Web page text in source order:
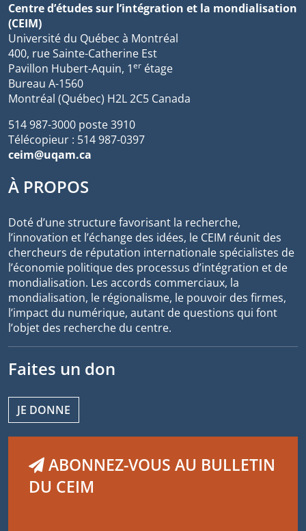
Centre d’études sur l’intégration et la mondialisation
(CEIM)
Université du Québec à Montréal
400, rue Sainte-Catherine Est
Pavillon Hubert-Aquin, 1er étage
Bureau A-1560
Montréal (Québec) H2L 2C5 Canada
514 987-3000 poste 3910
Télécopieur : 514 987-0397
ceim@uqam.ca
À PROPOS
Doté d’une structure favorisant la recherche,
l’innovation et l’échange des idées, le CEIM réunit des
chercheurs de réputation internationale spécialistes de
l’économie politique des processus d’intégration et de
mondialisation. Les accords commerciaux, la
mondialisation, le régionalisme, le pouvoir des firmes,
l’impact du numérique, autant de questions qui font
l’objet des recherche du centre.
Faites un don
JE DONNE
ABONNEZ-VOUS AU BULLETIN
DU CEIM